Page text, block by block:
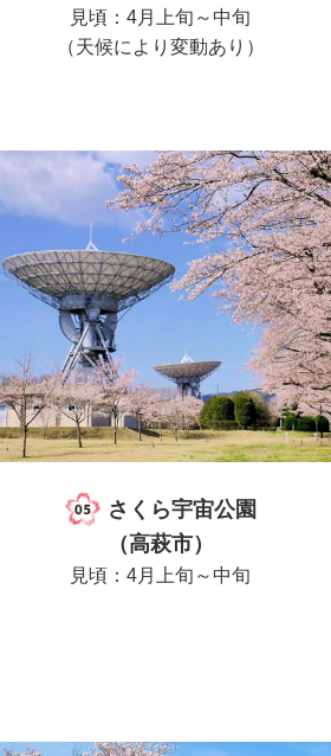
見頃：4月上旬～中旬
（天候により変動あり）
さくら宇宙公園
（高萩市）
見頃：4月上旬～中旬